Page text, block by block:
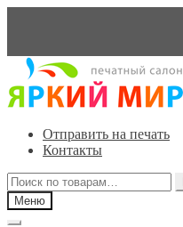
Перейти
навигации
Перейти
содержимому
Отправить на печать
Контакты
Искать:
Меню